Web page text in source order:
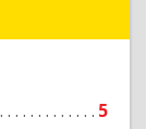
5
Подробнее